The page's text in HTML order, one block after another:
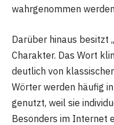
wahrgenommen
Darüber hinaus besitzt
Charakter. Das Wort
deutlich von
Wörter werden häufig
genutzt, weil sie
Besonders im Internet